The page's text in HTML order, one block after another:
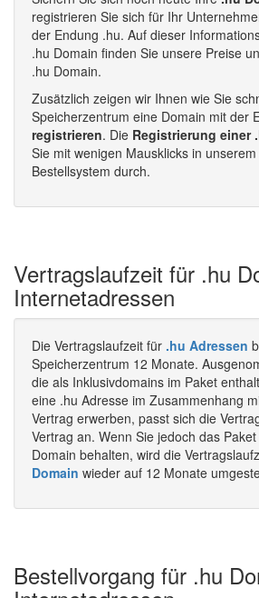
registrieren Sie sich für Ihr
der Endung .hu. Auf dieser
.hu Domain finden Sie unsere Preise
.hu Domain.
Zusätzlich zeigen wir Ihnen wie Sie
Speicherzentrum eine Domain mit der
registrieren. Die Registrierung einer
Sie mit wenigen Mausklicks in
Bestellsystem durch.
Vertragslaufzeit für .hu
Internetadressen
Die Vertragslaufzeit für .hu Adressen
Speicherzentrum 12 Monate.
die als Inklusivdomains im Paket
eine .hu Adresse im Zusammenhang
Vertrag erwerben, passt sich die
Vertrag an. Wenn Sie jedoch das
Domain behalten, wird die
Domain wieder auf 12 Monate
Bestellvorgang für .hu